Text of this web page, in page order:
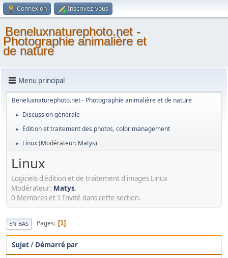
Connexion Inscrivez-vous
Beneluxnaturephoto.net -
Photographie animalière et
de nature
Menu principal
Beneluxnaturephoto.net - Photographie animalière et de nature
► Discussion générale
► Edition et traitement des photos, color management
► Linux(Modérateur: Matys)
Linux
Logiciels d'édition et de traitement d'images Linux
Modérateur: Matys.
0 Membres et 1 Invité dans cette section.
EN BAS Pages 1
Sujet/ Démarré par